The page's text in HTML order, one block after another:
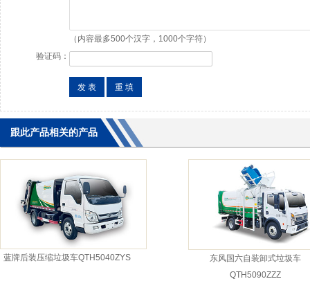
（内容最多500个汉字，1000个字符）
验证码：
跟此产品相关的产品
蓝牌后装压缩垃圾车QTH5040ZYS
东风国六自装卸式垃圾车
QTH5090ZZZ